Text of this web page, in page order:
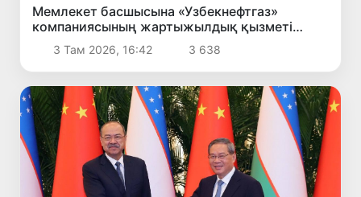
Мемлекет басшысына «Узбекнефтгаз»
компаниясының жартыжылдық қызметі
туралы есеп берілді
3 Там 2026, 16:42 3 638